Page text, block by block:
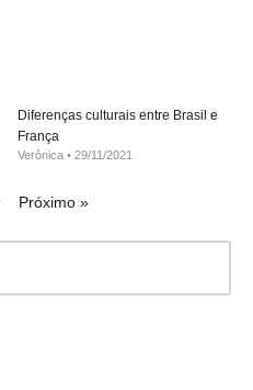
Diferenças culturais entre Brasil e
França
Verônica 29/11/2021
Próximo »